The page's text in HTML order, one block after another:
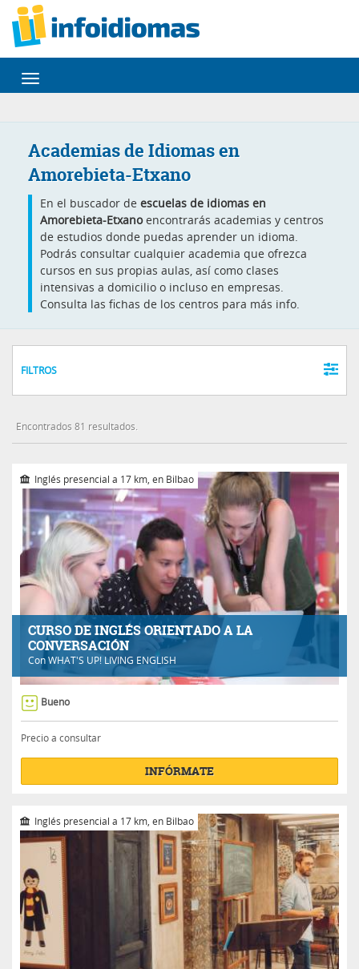
Desplegar
navegación
Academias de Idiomas en
Amorebieta-Etxano
En el buscador de escuelas de idiomas en
Amorebieta-Etxanoencontrarás academias y centros
de estudios donde puedas aprender un idioma.
Podrás consultar cualquier academia que ofrezca
cursos en sus propias aulas, así como clases
intensivas a domicilio o incluso en empresas.
Consulta las fichas de los centros para más info.
FILTROS
Encontrados 81 resultados.
CURSO DE INGLÉS ORIENTADO A LA
CONVERSACIÓN
ConWHAT'S UP! LIVING ENGLISH
Inglés presencial a 17 km, en Bilbao
Bueno
Precio a consultar
INFÓRMATE
Inglés presencial a 17 km, en Bilbao